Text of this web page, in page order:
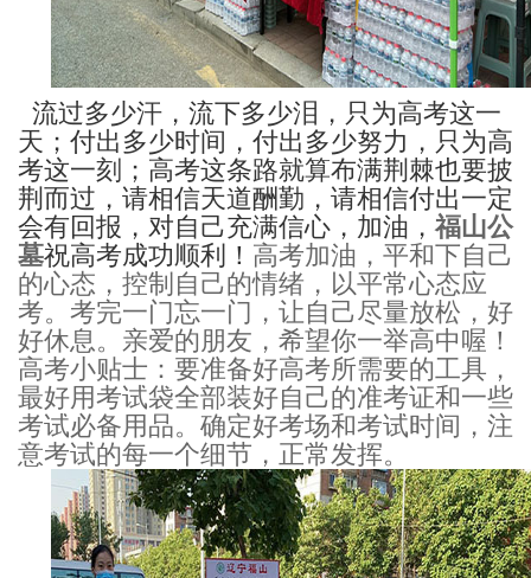
流过多少汗，流下多少泪，只为高考这一
天；付出多少时间，付出多少努力，只为高
考这一刻；高考这条路就算布满荆棘也要披
荆而过，请相信天道酬勤，请相信付出一定
会有回报，对自己充满信心，加油，福山公
墓祝高考成功顺利！ 高考加油，平和下自己
的心态，控制自己的情绪，以平常心态应
考。考完一门忘一门，让自己尽量放松，好
好休息。亲爱的朋友，希望你一举高中喔！
高考小贴士：要准备好高考所需要的工具，
最好用考试袋全部装好自己的准考证和一些
考试必备用品。确定好考场和考试时间，注
意考试的每一个细节，正常发挥。